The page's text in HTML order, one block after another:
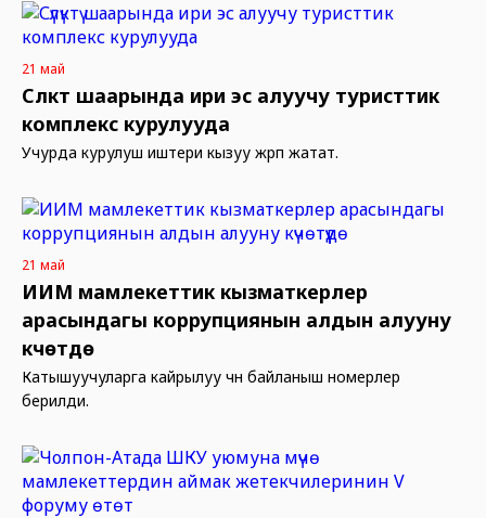
21 май
Сүлүктү шаарында ири эс алуучу туристтик
комплекс курулууда
Учурда курулуш иштери кызуу жүрүп жатат.
21 май
ИИМ мамлекеттик кызматкерлер
арасындагы коррупциянын алдын алууну
күчөтүүдө
Катышуучуларга кайрылуу үчүн байланыш номерлер
берилди.